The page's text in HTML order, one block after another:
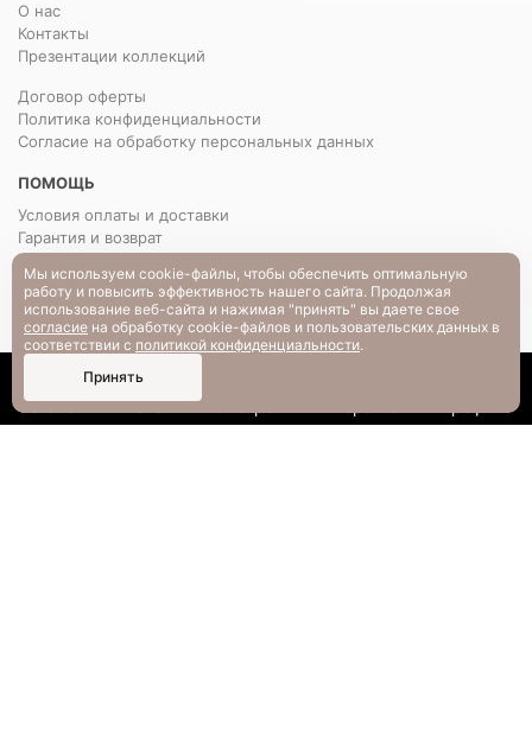
Каталог Поиск
О нас
Контакты
Презентации коллекций
Договор оферты
Политика конфиденциальности
Согласие на обработку персональных данных
ПОМОЩЬ
Условия оплаты и доставки
Гарантия и возврат
РАЗМЕРНАЯ СЕТКА
Вопрос-ответ
Мы используем cookie-файлы, чтобы обеспечить оптимальную
работу и повысить эффективность нашего сайта. Продолжая
использование веб-сайта и нажимая "принять" вы даете свое
согласие на обработку cookie-файлов и пользовательских данных в
соответствии с политикой конфиденциальности.
Принять